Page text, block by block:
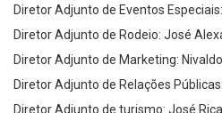
Diretor Adjunto de Eventos
Diretor Adjunto de Rodeio: José
Diretor Adjunto de Marketing:
Diretor Adjunto de Relações
Diretor Adjunto de turismo: José